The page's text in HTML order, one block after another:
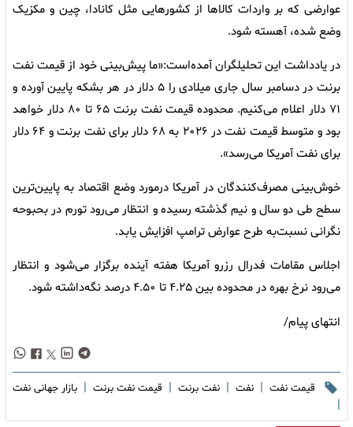
عوارضی که بر واردات کالاها از کشورهایی مثل کانادا، چین و مکزیک
وضع شده، آهسته شود.
در یادداشت این تحلیلگران آمده‌است:«ما پیش‌بینی خود از قیمت نفت
برنت در دسامبر سال جاری میلادی را ۵ دلار در هر بشکه پایین آورده و
۷۱ دلار اعلام می‌کنیم. محدوده قیمت نفت برنت ۶۵ تا ۸۰ دلار خواهد
بود و متوسط قیمت نفت در ۲۰۲۶ به ۶۸ دلار برای نفت برنت و ۶۴ دلار
برای نفت آمریکا می‌رسد».
خوش‌بینی مصرف‌کنندگان در آمریکا درمورد وضع اقتصاد به پایین‌ترین
سطح طی دو سال و نیم گذشته رسیده و انتظار می‌رود تورم در بحبوحه‌
نگرانی نسبت‌به طرح عوارض ترامپ افزایش یابد.
اجلاس مقامات فدرال رزرو آمریکا هفته آینده برگزار می‌شود و انتظار
می‌رود نرخ بهره در محدوده بین ۴.۲۵ تا ۴.۵۰ درصد نگه‌داشته شود.
انتهای پیام/
قیمت نفت | نفت | نفت برنت | قیمت نفت برنت | بازار جهانی نفت
|